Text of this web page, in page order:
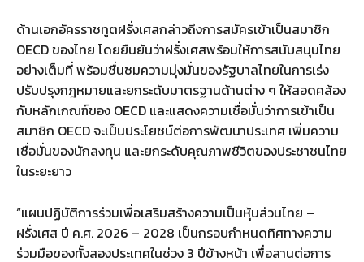
ด้านเอกอัครราชทูตฝรั่งเศสกล่าวถึงการสมัครเข้าเป็นสมาชิก
OECD ของไทย โดยยืนยันว่าฝรั่งเศสพร้อมให้การสนับสนุนไทย
อย่างเต็มที่ พร้อมชื่นชมความมุ่งมั่นของรัฐบาลไทยในการเร่ง
ปรับปรุงกฎหมายและยกระดับมาตรฐานด้านต่าง ๆ ให้สอดคล้อง
กับหลักเกณฑ์ของ OECD และแสดงความเชื่อมั่นว่าการเข้าเป็น
สมาชิก OECD จะเป็นประโยชน์ต่อการพัฒนาประเทศ เพิ่มความ
เชื่อมั่นของนักลงทุน และยกระดับคุณภาพชีวิตของประชาชนไทย
ในระยะยาว
“แผนปฏิบัติการร่วมเพื่อเสริมสร้างความเป็นหุ้นส่วนไทย –
ฝรั่งเศส ปี ค.ศ. 2026 – 2028 เป็นกรอบกำหนดทิศทางความ
ร่วมมือของทั้งสองประเทศในช่วง 3 ปีข้างหน้า เพื่อสานต่อการ